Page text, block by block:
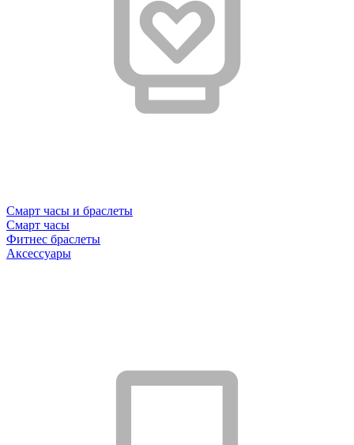
Смарт часы и браслеты
Смарт часы
Фитнес браслеты
Аксессуары